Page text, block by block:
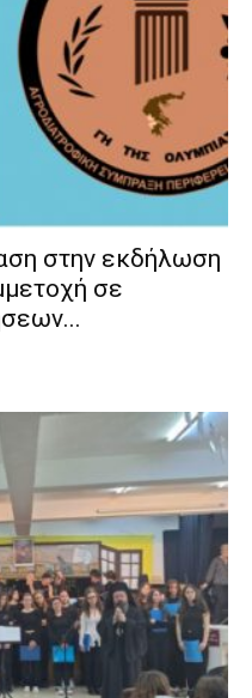
στην εκδήλωση
σε